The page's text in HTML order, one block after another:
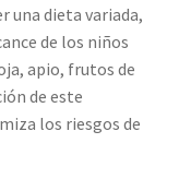
una dieta variada,
de los niños
apio, frutos de
de este
los riesgos de